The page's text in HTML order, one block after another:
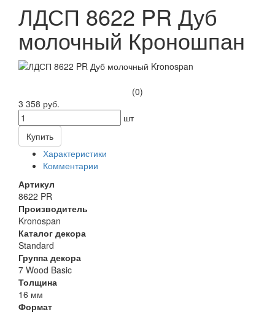
ЛДСП 8622 PR Дуб
молочный Кроношпан
(0)
3 358 руб.
шт
Купить
Характеристики
Комментарии
Артикул
8622 PR
Производитель
Kronospan
Каталог декора
Standard
Группа декора
7 Wood Basic
Толщина
16 мм
Формат